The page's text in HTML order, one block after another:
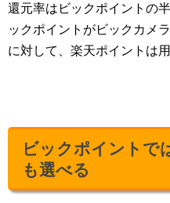
還元率はビックポイントの
ックポイントがビックカメ
に対して、楽天ポイントは
ビックポイントで
も選べる